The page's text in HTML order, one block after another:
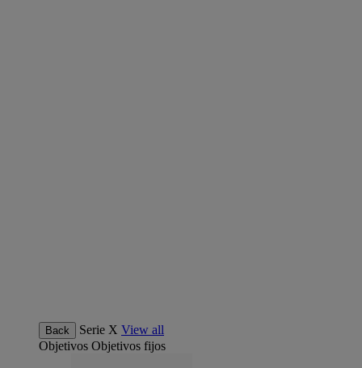
Back Serie X View all
Objetivos Objetivos fijos